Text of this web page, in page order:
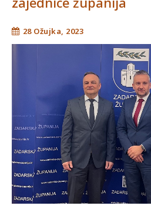
28 Ožujka, 2023